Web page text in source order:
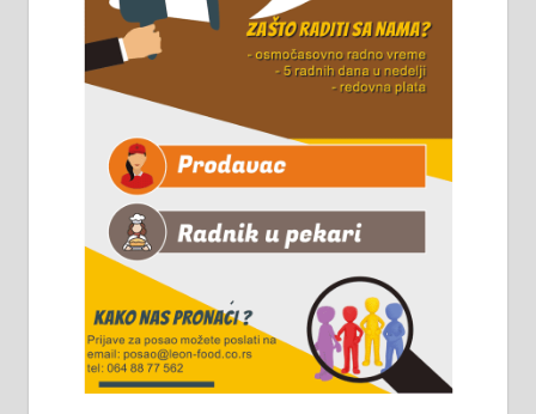
Чистим све врсте димњака.
061/32-13-445